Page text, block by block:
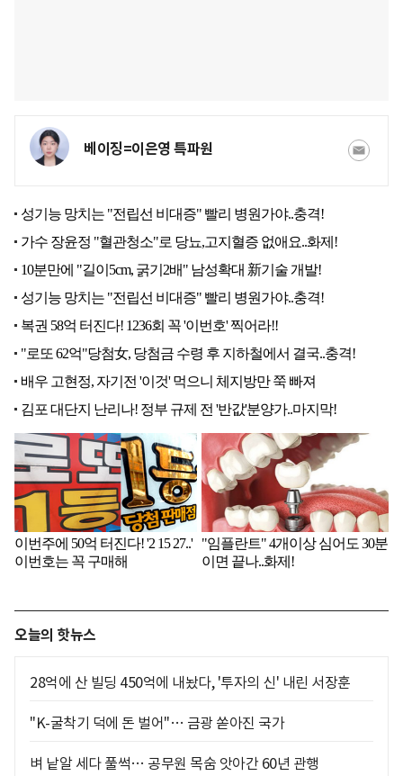
베이징=이은영 특파원
오늘의 핫뉴스
28억에 산 빌딩 450억에 내놨다, '투자의 신' 내린 서장훈
"K-굴착기 덕에 돈 벌어"… 금광 쏟아진 국가
벼 낱알 세다 풀썩… 공무원 목숨 앗아간 60년 관행